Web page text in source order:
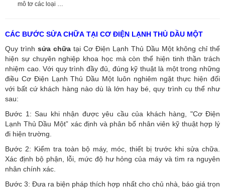
mô tơ các loại …
CÁC BƯỚC SỬA CHỮA TẠI CƠ ĐIỆN LẠNH THỦ DẦU MỘT
Quy trình sửa chữa tại Cơ Điện Lạnh Thủ Dầu Một không chỉ thể
hiện sự chuyên nghiệp khoa học mà còn thể hiện tinh thần trách
nhiệm cao. Với quy trình đầy đủ, đúng kỹ thuật là một trong những
điều Cơ Điện Lạnh Thủ Dầu Một luôn nghiêm ngặt thực hiện đối
với bất cứ khách hàng nào dù là lớn hay bé, quy trình cụ thể như
sau:
Bước 1: Sau khi nhận được yêu cầu của khách hàng, "Cơ Điện
Lạnh Thủ Dầu Một” xác định và phân bổ nhân viên kỹ thuật hợp lý
đi hiện trường.
Bước 2: Kiểm tra toàn bộ máy, móc, thiết bị trước khi sửa chữa.
Xác định bộ phận, lỗi, mức độ hư hỏng của máy và tìm ra nguyên
nhân chính xác.
Bước 3: Đưa ra biện pháp thích hợp nhất cho chủ nhà, báo giá trọn